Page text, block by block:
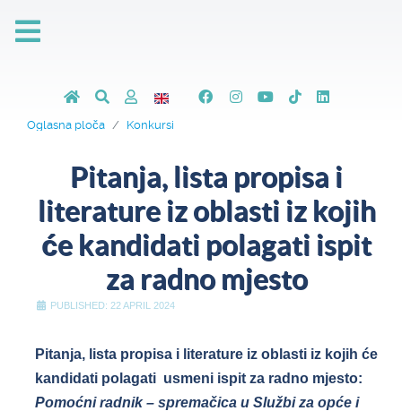
Oglasna ploča Konkursi
Pitanja, lista propisa i
literature iz oblasti iz kojih
će kandidati polagati ispit
za radno mjesto
PUBLISHED: 22 APRIL 2024
Pitanja, lista propisa i literature iz oblasti iz kojih će
kandidati polagati usmeni ispit za radno mjesto:
Pomoćni radnik – spremačica u Službi za opće i